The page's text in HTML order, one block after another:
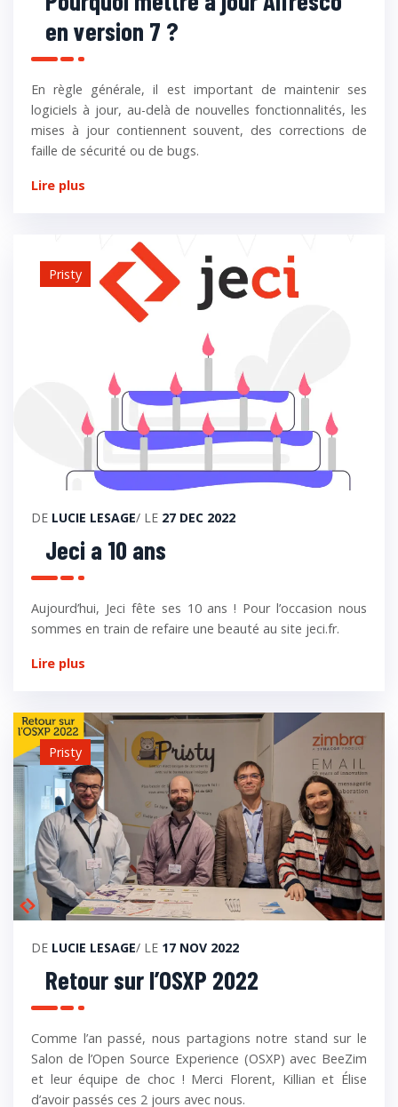
en version 7 ?
En règle générale, il est important de maintenir ses
logiciels à jour, au-delà de nouvelles fonctionnalités, les
mises à jour contiennent souvent, des corrections de
faille de sécurité ou de bugs.
Lire plus
Pristy
DE LUCIE LESAGE/ LE 27 DEC 2022
Jeci a 10 ans
Aujourd’hui, Jeci fête ses 10 ans ! Pour l’occasion nous
sommes en train de refaire une beauté au site jeci.fr.
Lire plus
Pristy
DE LUCIE LESAGE/ LE 17 NOV 2022
Retour sur l’OSXP 2022
Comme l’an passé, nous partagions notre stand sur le
Salon de l’Open Source Experience (OSXP) avec BeeZim
et leur équipe de choc ! Merci Florent, Killian et Élise
d’avoir passés ces 2 jours avec nous.